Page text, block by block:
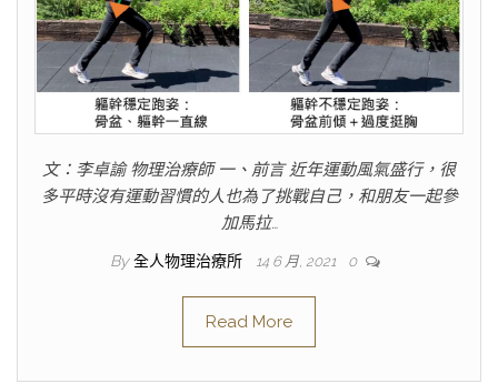
文：李卓諭 物理治療師 一、前言 近年運動風氣盛行，很
多平時沒有運動習慣的人也為了挑戰自己，和朋友一起參
加馬拉…
By 全人物理治療所 14 6 月, 2021 0
Read More